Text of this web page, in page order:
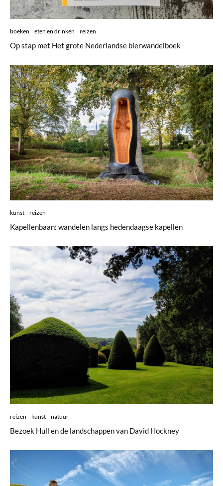
boeken eten en drinken reizen
Op stap met Het grote Nederlandse bierwandelboek
kunst reizen
Kapellenbaan: wandelen langs hedendaagse kapellen
reizen kunst natuur
Bezoek Hull en de landschappen van David Hockney